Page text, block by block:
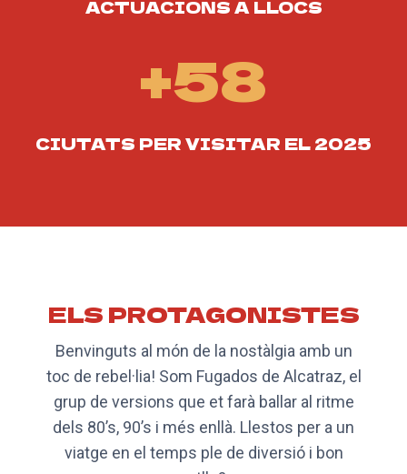
ACTUACIONS A LLOCS
+58
CIUTATS PER VISITAR EL 2025
ELS PROTAGONISTES
Benvinguts al món de la nostàlgia amb un
toc de rebel·lia! Som Fugados de Alcatraz, el
grup de versions que et farà ballar al ritme
dels 80’s, 90’s i més enllà. Llestos per a un
viatge en el temps ple de diversió i bon